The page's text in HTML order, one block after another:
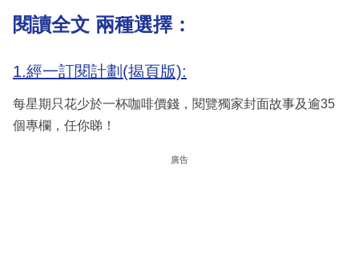
閱讀全文 兩種選擇：
1.經一訂閱計劃(揭頁版):
每星期只花少於一杯咖啡價錢，閱覽獨家封面故事及逾35
個專欄，任你睇！
廣告